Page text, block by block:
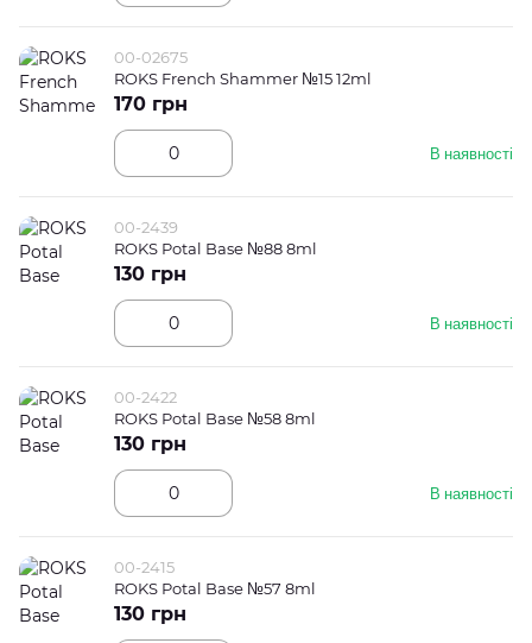
00-02675
ROKS French Shammer №15 12ml
В наявності
170 грн
00-2439
ROKS Potal Base №88 8ml
В наявності
130 грн
00-2422
ROKS Potal Base №58 8ml
В наявності
130 грн
00-2415
ROKS Potal Base №57 8ml
130 грн